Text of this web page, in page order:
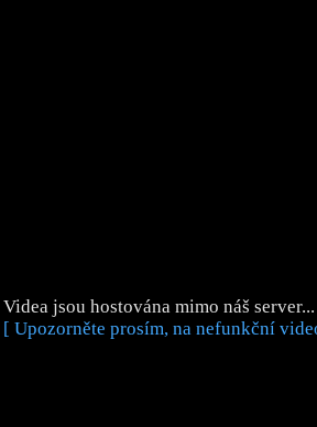
Videa jsou hostována mimo náš server...
[ Upozorněte prosím, na nefunkční